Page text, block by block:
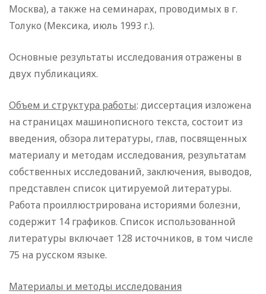
Москва), а также на семинарах, проводимых в г.
Толуко (Мексика, июль 1993 г.).
Основные результаты исследования отражены в
двух публикациях.
Объем и структура работы: диссертация изложена
на страницах машинописного текста, состоит из
введения, обзора литературы, глав, посвященных
материалу и методам исследования, результатам
собственных исследований, заключения, выводов,
представлен список цитируемой литературы.
Работа проиллюстрирована историями болезни,
содержит 14 графиков. Список использованной
литературы включает 128 источников, в том числе
75 на русском языке.
Материалы и методы исследования